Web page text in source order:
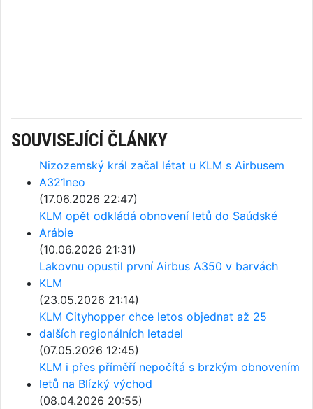
SOUVISEJÍCÍ ČLÁNKY
Nizozemský král začal létat u KLM s Airbusem
A321neo
(17.06.2026 22:47)
KLM opět odkládá obnovení letů do Saúdské
Arábie
(10.06.2026 21:31)
Lakovnu opustil první Airbus A350 v barvách
KLM
(23.05.2026 21:14)
KLM Cityhopper chce letos objednat až 25
dalších regionálních letadel
(07.05.2026 12:45)
KLM i přes příměří nepočítá s brzkým obnovením
letů na Blízký východ
(08.04.2026 20:55)